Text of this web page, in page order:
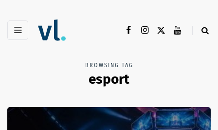
BROWSING TAG
esport